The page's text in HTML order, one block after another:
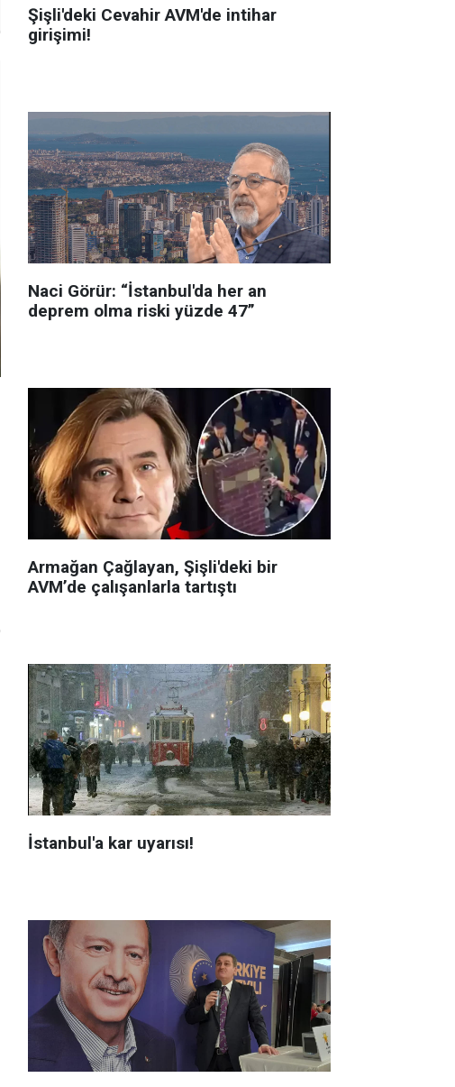
Şişli'deki Cevahir AVM'de intihar
girişimi!
Naci Görür: “İstanbul'da her an
deprem olma riski yüzde 47”
Armağan Çağlayan, Şişli'deki bir
AVM’de çalışanlarla tartıştı
İstanbul'a kar uyarısı!